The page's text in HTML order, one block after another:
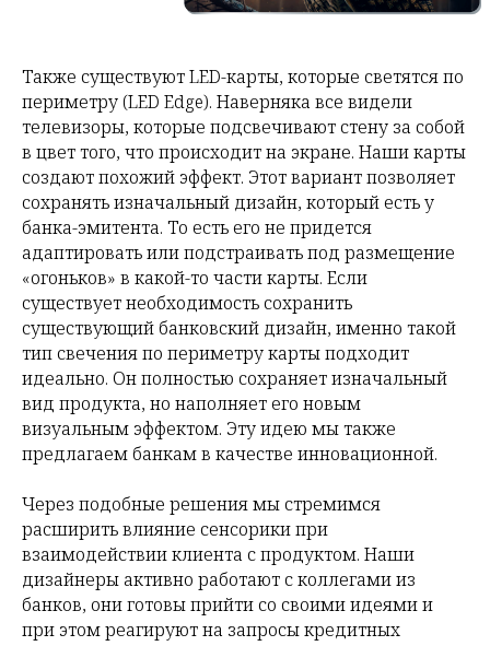
Также существуют LED-карты, которые светятся по
периметру (LED Edge). Наверняка все видели
телевизоры, которые подсвечивают стену за собой
в цвет того, что происходит на экране. Наши карты
создают похожий эффект. Этот вариант позволяет
сохранять изначальный дизайн, который есть у
банка-эмитента. То есть его не придется
адаптировать или подстраивать под размещение
«огоньков» в какой-то части карты. Если
существует необходимость сохранить
существующий банковский дизайн, именно такой
тип свечения по периметру карты подходит
идеально. Он полностью сохраняет изначальный
вид продукта, но наполняет его новым
визуальным эффектом. Эту идею мы также
предлагаем банкам в качестве инновационной.
Через подобные решения мы стремимся
расширить влияние сенсорики при
взаимодействии клиента с продуктом. Наши
дизайнеры активно работают с коллегами из
банков, они готовы прийти со своими идеями и
при этом реагируют на запросы кредитных